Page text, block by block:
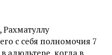
с себя полномочия 7